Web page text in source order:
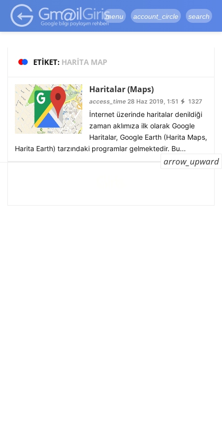
google-site-
verification=vqSI0upH550kabR5X8xpjMYieaXmuBueYgCJBW3uetM
menu account_circle search
ETIKET: HARITA MAP
Haritalar (Maps)
access_time28 Haz 2019, 1:51 1327
İnternet üzerinde haritalar denildiği
zaman aklımıza ilk olarak Google
Haritalar, Google Earth (Harita Maps,
Harita Earth) tarzındaki programlar gelmektedir. Bu...
arrow_upward